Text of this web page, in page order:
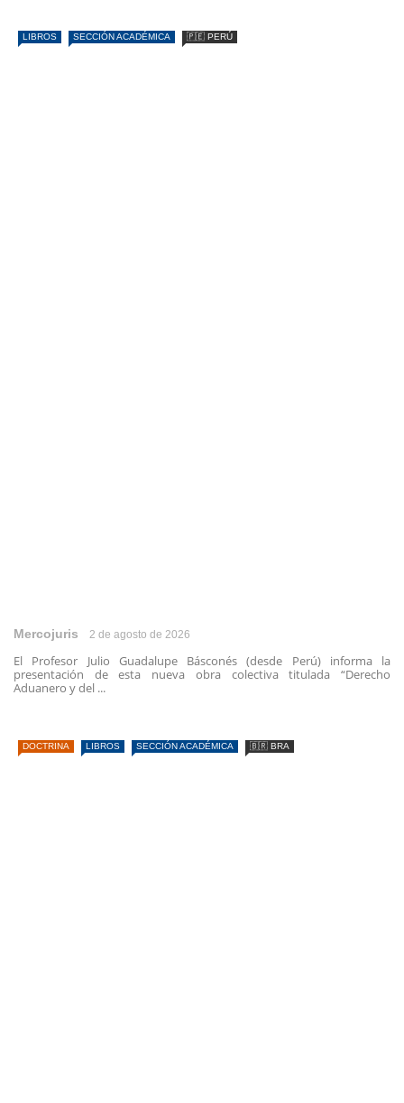
LIBROS SECCIÓN ACADÉMICA 🇵🇪 PERÚ
Mercojuris 2 de agosto de 2026
El Profesor Julio Guadalupe Básconés (desde Perú) informa la
presentación de esta nueva obra colectiva titulada “Derecho
Aduanero y del ...
DOCTRINA LIBROS SECCIÓN ACADÉMICA 🇧🇷 BRA